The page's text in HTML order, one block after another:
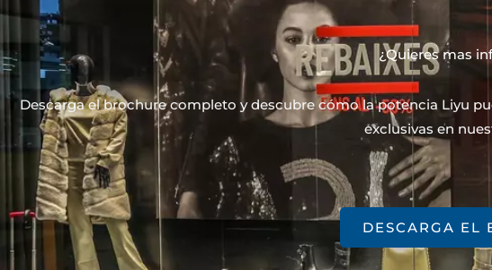
¿Quieres mas
Descarga el brochure completo y descubre cómo la potencia Liyu
exclusivas en
DESCARGA EL